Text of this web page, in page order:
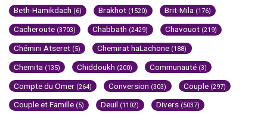
Beth-Hamikdach (6) Brakhot (1520) Brit-Mila (176)
Cacheroute (3703) Chabbath (2429) Chavouot (219)
Chémini Atseret (5) Chemirat haLachone (188)
Chemita (135) Chiddoukh (200) Communauté (3)
Compte du Omer (264) Conversion (303) Couple (297)
Couple et Famille (5) Deuil (1102) Divers (5037)